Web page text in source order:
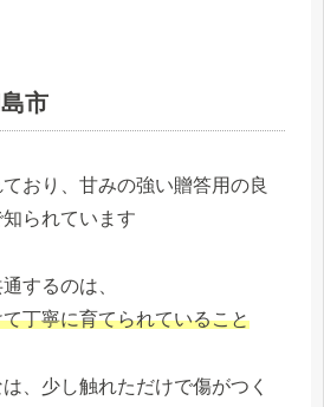
市
おり、甘みの強い贈答用の良
られています
するのは、
丁寧に育てられていること
、少し触れただけで傷がつく